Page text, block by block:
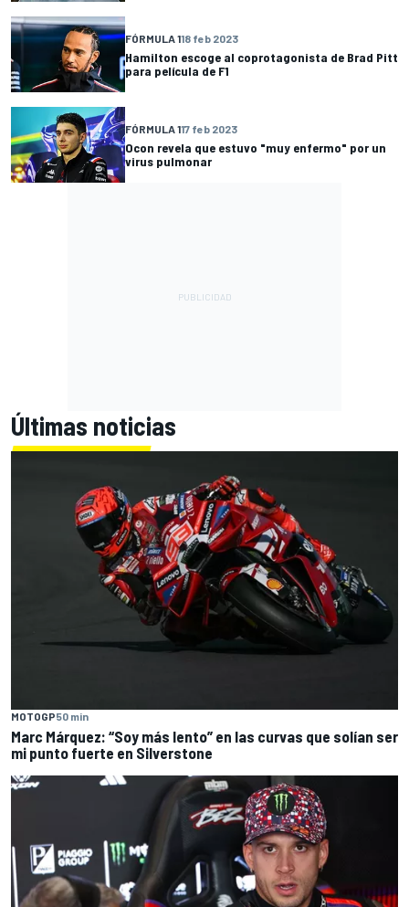
FÓRMULA 118 feb 2023
Hamilton escoge al coprotagonista de Brad Pitt
para película de F1
FÓRMULA 117 feb 2023
Ocon revela que estuvo "muy enfermo" por un
virus pulmonar
Últimas noticias
MOTOGP50 min
Marc Márquez: “Soy más lento” en las curvas que solían ser
mi punto fuerte en Silverstone